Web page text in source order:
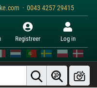
· 0043 4257 29415
Registreer Log in